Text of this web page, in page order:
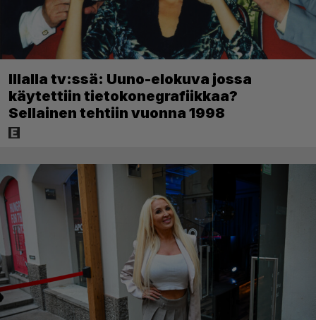
Illalla tv:ssä: Uuno-elokuva jossa
käytettiin tietokonegrafiikkaa?
Sellainen tehtiin vuonna 1998